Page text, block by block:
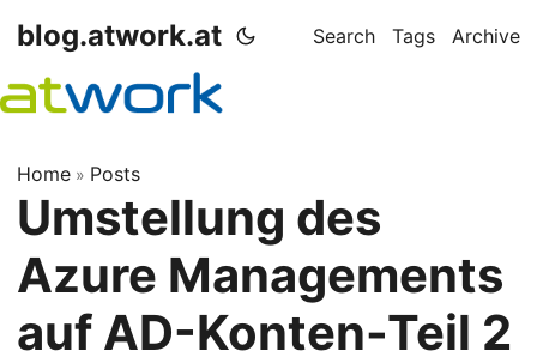
blog.atwork.at Search Tags Archive
Home » Posts
Umstellung des
Azure Managements
auf AD-Konten-Teil 2